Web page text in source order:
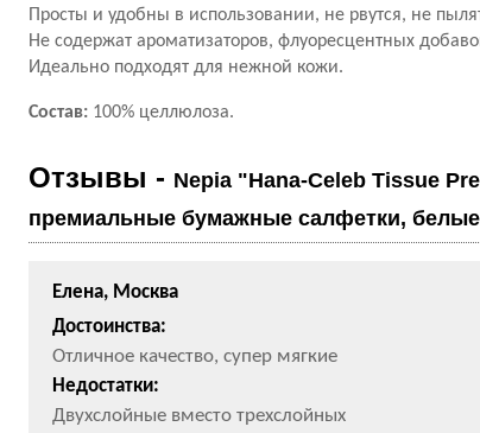
Просты и удобны в использовании, не рвутся, не
Не содержат ароматизаторов, флуоресцентных
Идеально подходят для нежной кожи.
Состав: 100% целлюлоза.
Отзывы - Nepia "Hana-Celeb Tissue
премиальные бумажные салфетки,
Елена, Москва
Достоинства:
Отличное качество, супер мягкие
Недостатки:
Двухслойные вместо трехслойных